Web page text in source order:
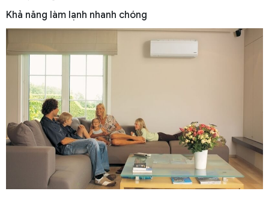
Khả năng làm lạnh nhanh chóng